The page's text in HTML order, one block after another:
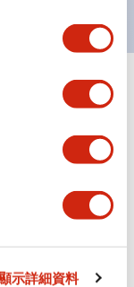
示詳細資料
顯示全部 +